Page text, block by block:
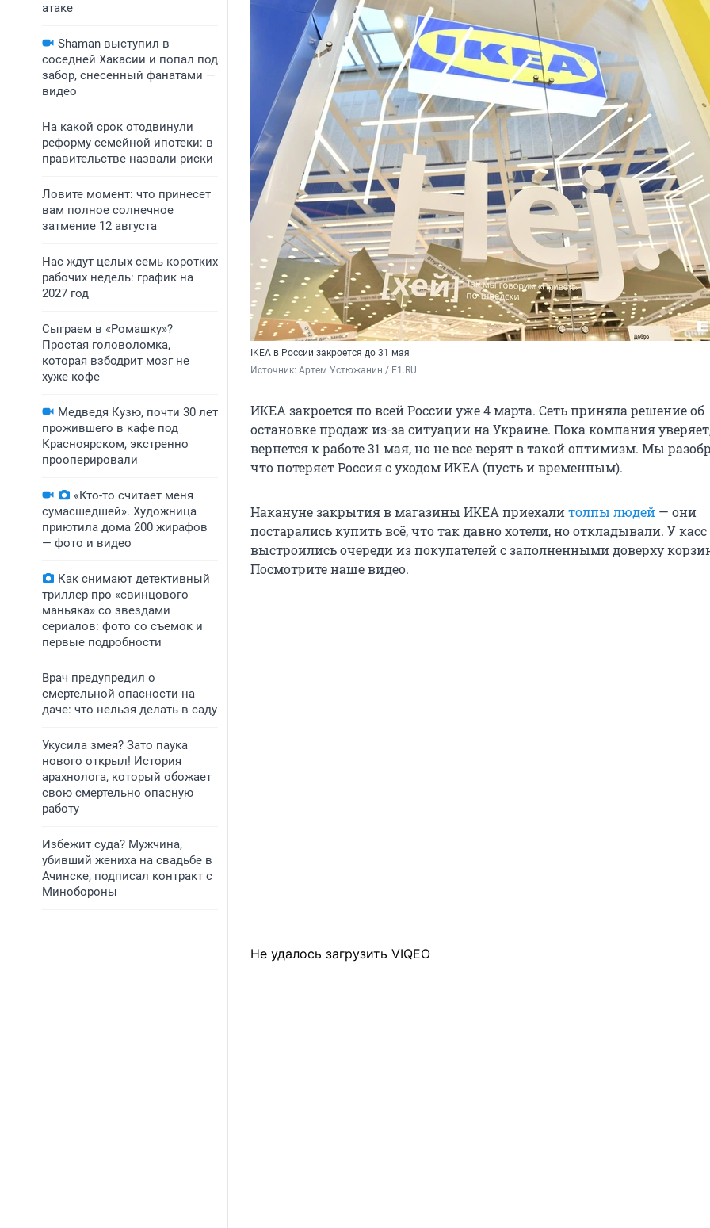
атаке
Shaman выступил в
соседней Хакасии и попал под
забор, снесенный фанатами —
видео
На какой срок отодвинули
реформу семейной ипотеки: в
правительстве назвали риски
Ловите момент: что принесет
вам полное солнечное
затмение 12 августа
Нас ждут целых семь коротких
рабочих недель: график на
2027 год
Сыграем в «Ромашку»?
Простая головоломка,
которая взбодрит мозг не
хуже кофе
Медведя Кузю, почти 30 лет
прожившего в кафе под
Красноярском, экстренно
прооперировали
«Кто-то считает меня
сумасшедшей». Художница
приютила дома 200 жирафов
— фото и видео
Как снимают детективный
триллер про «свинцового
маньяка» со звездами
сериалов: фото со съемок и
первые подробности
Врач предупредил о
смертельной опасности на
даче: что нельзя делать в саду
Укусила змея? Зато паука
нового открыл! История
арахнолога, который обожает
свою смертельно опасную
работу
Избежит суда? Мужчина,
убивший жениха на свадьбе в
Ачинске, подписал контракт с
Минобороны
IKEA в России закроется до 31 мая
Источник: Артем Устюжанин / E1.RU
ИКЕА закроется по всей России уже 4 марта. Сеть приняла решение об
остановке продаж из-за ситуации на Украине. Пока компания
вернется к работе 31 мая, но не все верят в такой оптимизм. Мы
что потеряет Россия с уходом ИКЕА (пусть и временным).
Накануне закрытия в магазины ИКЕА приехалитолпы людей — они
постарались купить всё, что так давно хотели, но откладывали. У касс
выстроились очереди из покупателей с заполненными доверху
Посмотрите наше видео.
Не удалось загрузить VIQEO